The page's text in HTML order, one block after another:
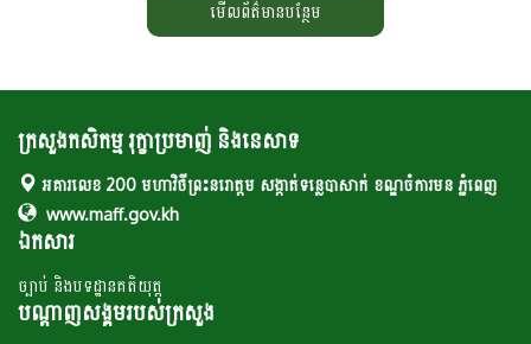
មើលព័ត៌មានបន្ថែម
ក្រសួងកសិកម្ម រុក្ខាប្រមាញ់ និងនេសាទ
អគារលេខ 200 មហាវិថីព្រះនរោត្តម សង្កាត់ទន្លេបាសាក់ ខណ្ឌចំការមន ភ្នំពេញ
www.maff.gov.kh
ឯកសារ
ច្បាប់ និងបទដ្ឋានគតិយុត្ត
បណ្តាញសង្គមរបស់ក្រសួង